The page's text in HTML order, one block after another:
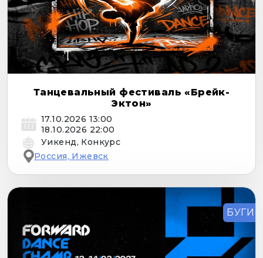
Танцевальный фестиваль «Брейк-
Эктон»
17.10.2026 13:00
18.10.2026 22:00
Уикенд, Конкурс
Россия, Ижевск
БУГИ